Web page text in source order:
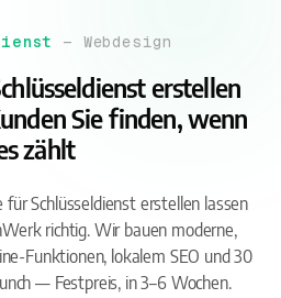
— Webdesign
erstellen
Sie finden, wenn
zählt
Schlüsseldienst erstellen lassen
richtig. Wir bauen moderne,
Funktionen, lokalem SEO und 30
— Festpreis, in 3–6 Wochen.